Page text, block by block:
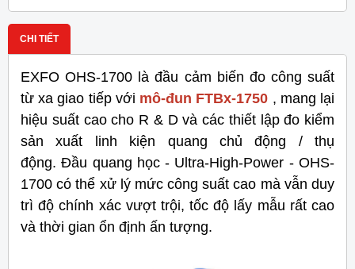
CHI TIẾT
EXFO OHS-1700 là đầu cảm biến đo công suất
từ ​​xa giao tiếp với mô-đun FTBx-1750 , mang lại
hiệu suất cao cho R & D và các thiết lập đo kiểm
sản xuất linh kiện quang chủ động / thụ
động. Đầu quang học - Ultra-High-Power - OHS-
1700 có thể xử lý mức công suất cao mà vẫn duy
trì độ chính xác vượt trội, tốc độ lấy mẫu rất cao
và thời gian ổn định ấn tượng.